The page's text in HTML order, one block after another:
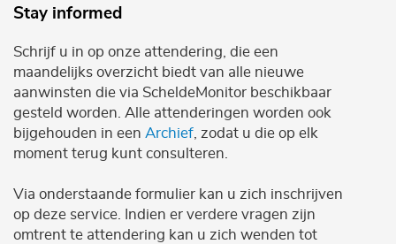
Stay informed
Schrijf u in op onze attendering, die een
maandelijks overzicht biedt van alle nieuwe
aanwinsten die via ScheldeMonitor beschikbaar
gesteld worden. Alle attenderingen worden ook
bijgehouden in een Archief , zodat u die op elk
moment terug kunt consulteren.
Via onderstaande formulier kan u zich inschrijven
op deze service. Indien er verdere vragen zijn
omtrent te attendering kan u zich wenden tot